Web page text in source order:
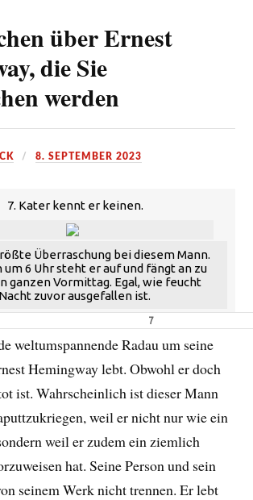
über Ernest
die Sie
werden
8. SEPTEMBER 2023
7. Kater kennt er keinen.
Überraschung bei diesem Mann.
um 6 Uhr steht er auf und fängt an zu
ganzen Vormittag. Egal, wie feucht
zuvor ausgefallen ist.
weltumspannende Radau um seine
Hemingway lebt. Obwohl er doch
ist. Wahrscheinlich ist dieser Mann
weil er nicht nur wie ein
weil er zudem ein ziemlich
hat. Seine Person und sein
seinem Werk nicht trennen. Er lebt